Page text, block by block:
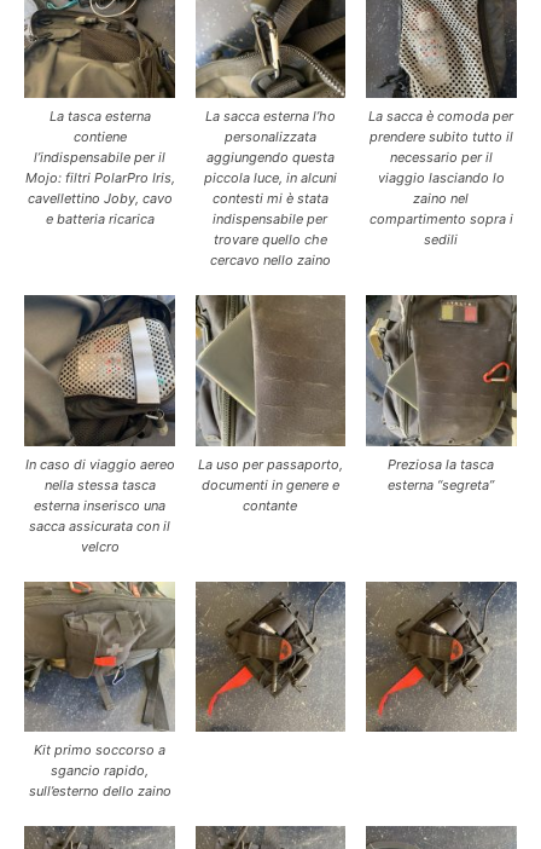
La tasca esterna
contiene
l’indispensabile per il
Mojo: filtri PolarPro Iris,
cavellettino Joby, cavo
e batteria ricarica
La sacca esterna l’ho
personalizzata
aggiungendo questa
piccola luce, in alcuni
contesti mi è stata
indispensabile per
trovare quello che
cercavo nello zaino
La sacca è comoda per
prendere subito tutto il
necessario per il
viaggio lasciando lo
zaino nel
compartimento sopra i
sedili
In caso di viaggio aereo
nella stessa tasca
esterna inserisco una
sacca assicurata con il
velcro
La uso per passaporto,
documenti in genere e
contante
Preziosa la tasca
esterna “segreta”
Kit primo soccorso a
sgancio rapido,
sull’esterno dello zaino